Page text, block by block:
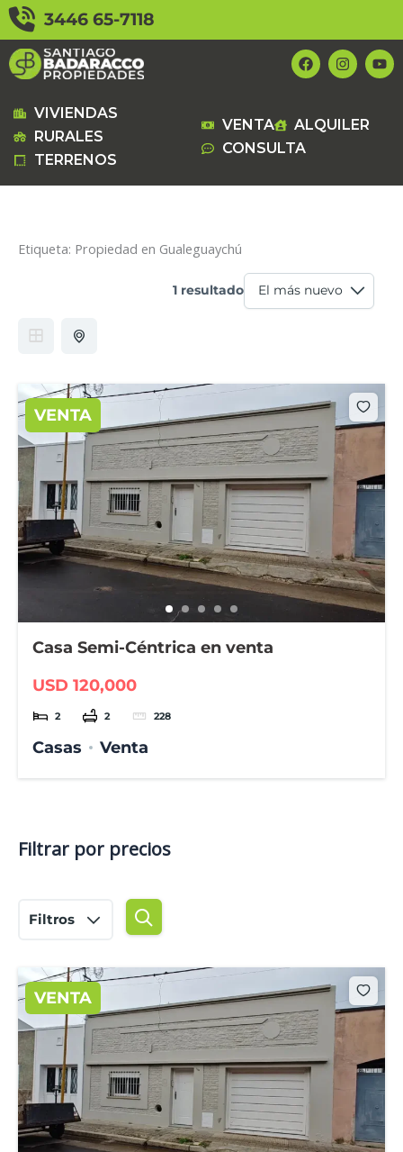
contenido
3446 65-7118
F
a
c
o
k
I
n
s
g
Y
o
u
VIVIENDAS
RURALES
TERRENOS
VENTA
ALQUILER
CONSULTA
Etiqueta: Propiedad en Gualeguaychú
1 resultado
VENTA
Casa Semi-Céntrica en venta
USD 120,000
2 2 228
Casas Venta
Filtrar por precios
Filtros
VENTA